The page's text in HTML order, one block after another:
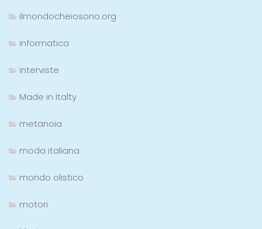
ilmondocheiosono.org
informatica
interviste
Made in Italty
metanoia
moda italiana
mondo olistico
motori